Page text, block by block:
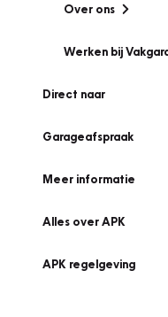
Over ons
Werken bij
Direct naar
Garageafspraak
Meer informatie
Alles over APK
APK regelgeving